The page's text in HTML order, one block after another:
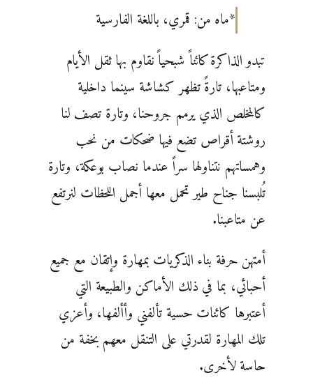
*ماه من: قمري، باللغة الفارسية
تبدو الذاكرة كائناً شبحياً نقاوم بها ثقل الأيام
ومتاعبها، تارةً تظهر كشاشة سينما داخلية
كالمخلص الذي يرمم جروحنا، وتارة تصف لنا
روشتة أقراص تضع فيها ضحكات من نحب
وهمساتهم نتناولها سراً عندما نصاب بوعكة، وتارة
تُلبسنا جناح طير تحمل معها أجمل اللحظات لنرتفع
عن متاعبنا.
أمتهن حرفة بناء الذكريات بمهارة وإتقان مع جميع
أحبائي، بما في ذلك الأماكن والطبيعة التي
أعتبرها كائنات حسية تألفني وأألفها، وأعزي
تلك المهارة لقدرتي على التنقل معهم بخفة من
حاسة لأخرى.